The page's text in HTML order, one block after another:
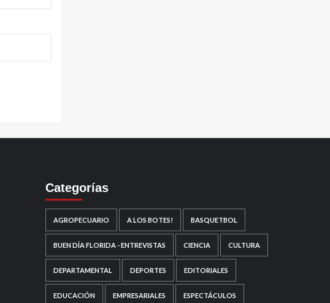
Categorías
AGROPECUARIO A LOS BOTES! BASQUETBOL
BUEN DÍA FLORIDA - ENTREVISTAS CIENCIA CULTURA
DEPARTAMENTAL DEPORTES EDITORIALES
EDUCACIÓN EMPRESARIALES ESPECTÁCULOS